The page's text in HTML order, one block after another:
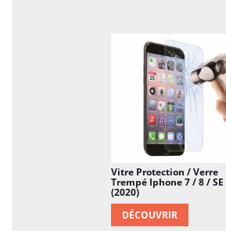
Vitre Protection / Verre
Trempé Iphone 7 / 8 / SE
(2020)
DÉCOUVRIR